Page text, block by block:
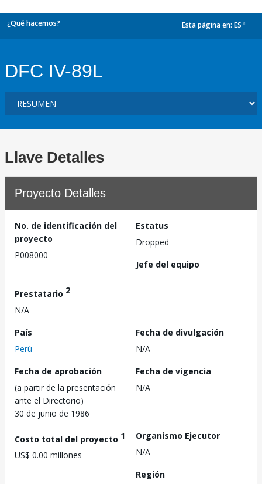
¿Qué hacemos? Esta página en: ES
DFC IV-89L
Llave Detalles
Proyecto Detalles
No. de identificación del
proyecto
P008000
Estatus
Dropped
Jefe del equipo
Prestatario 2
N/A
País
Perú
Fecha de divulgación
N/A
Fecha de aprobación
(a partir de la presentación
ante el Directorio)
30 de junio de 1986
Fecha de vigencia
N/A
Costo total del proyecto 1
US$ 0.00 millones
Organismo Ejecutor
N/A
Región